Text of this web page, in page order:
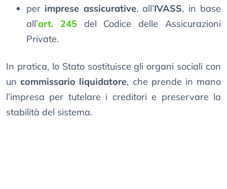
per imprese assicurative, all’IVASS, in base
all’art. 245del Codice delle Assicurazioni
Private.
In pratica, lo Stato sostituisce gli organi sociali con
uncommissario liquidatore, che prende in mano
l’impresa per tutelare i creditori e preservare la
stabilità del sistema.